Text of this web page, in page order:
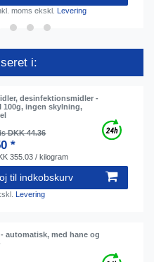
moms ekskl. Levering
i:
desinfektionsmidler -
100g, ingen skylning,
DKK 44.36
*
355.03 / kilogram
til indkobskurv
Levering
automatisk, med hane og